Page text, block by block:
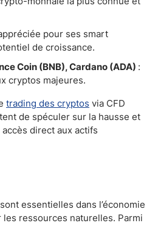
pour ses smart
de croissance.
Coin (BNB), Cardano (ADA) :
cryptos majeures.
trading des cryptos via CFD
de spéculer sur la hausse et
direct aux actifs
sont essentielles dans l’économie
ressources naturelles. Parmi